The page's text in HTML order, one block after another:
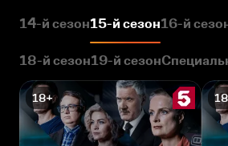
14-й сезон15-й сезон16-й
18-й сезон19-й сезон
18+